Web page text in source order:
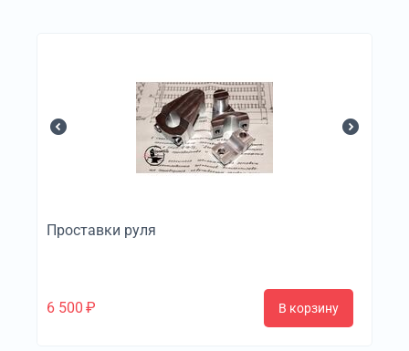
Проставки руля
6 500 ₽ В корзину